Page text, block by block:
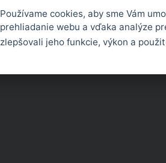
Používame cookies, aby sme Vám
prehliadanie webu a vďaka analýze
zlepšovali jeho funkcie, výkon a